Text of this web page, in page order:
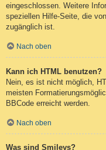
eingeschlossen. Weitere
speziellen Hilfe-Seite, die
zugänglich ist.
Nach oben
Kann ich HTML benutzen?
Nein, es ist nicht möglich,
meisten
BBCode erreicht werden.
Nach oben
Was sind Smileys?